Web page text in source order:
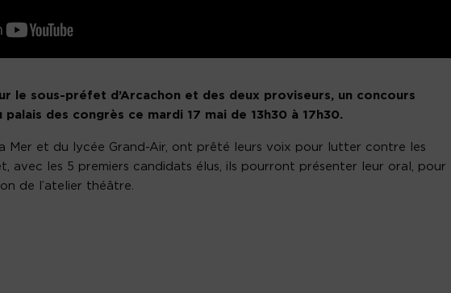
le sous-préfet d’Arcachon et des deux proviseurs, un concours
palais des congrès ce mardi 17 mai de 13h30 à 17h30.
Mer et du lycée Grand-Air, ont prêté leurs voix pour lutter contre les
avec les 5 premiers candidats élus, ils pourront présenter leur oral, pour
de l’atelier théâtre.